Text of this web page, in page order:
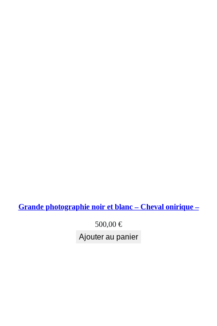
Grande photographie noir et blanc – Cheval onirique –
500,00 €
Ajouter au panier